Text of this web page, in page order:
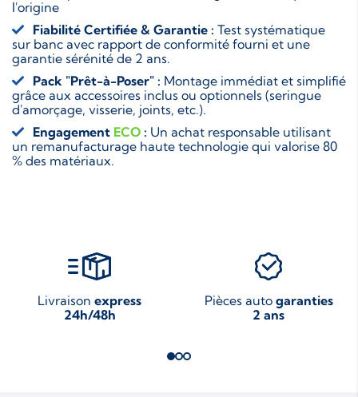
l'origine
Fiabilité Certifiée & Garantie : Test systématique
sur banc avec rapport de conformité fourni et une
garantie sérénité de 2 ans.
Pack "Prêt-à-Poser" : Montage immédiat et simplifié
grâce aux accessoires inclus ou optionnels (seringue
d'amorçage, visserie, joints, etc.).
Engagement ECO : Un achat responsable utilisant
un remanufacturage haute technologie qui valorise 80
% des matériaux.
Livraison express
24h/48h
Pièces auto garanties
2 ans